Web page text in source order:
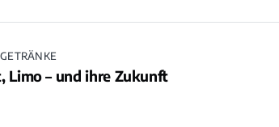
Limo – und ihre Zukunft